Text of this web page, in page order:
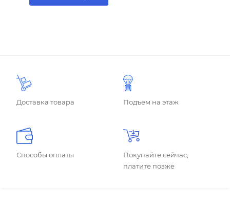
Доставка товара Подъем на этаж
Способы оплаты
Покупайте сейчас,
платите позже